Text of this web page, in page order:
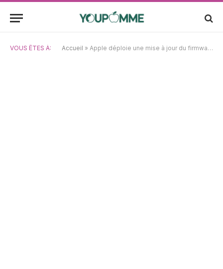
VOUS ÊTES À: Accueil » Apple déploie une mise à jour du firmware pour la batterie MagSafe iPhone Air